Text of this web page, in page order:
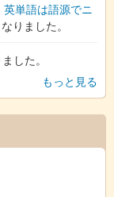
単語は語源でニ
りました。
した。
もっと見る